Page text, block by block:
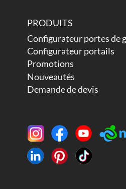
PRODUITS
Configurateur portes de
Configurateur portails
Promotions
Nouveautés
Demande de devis